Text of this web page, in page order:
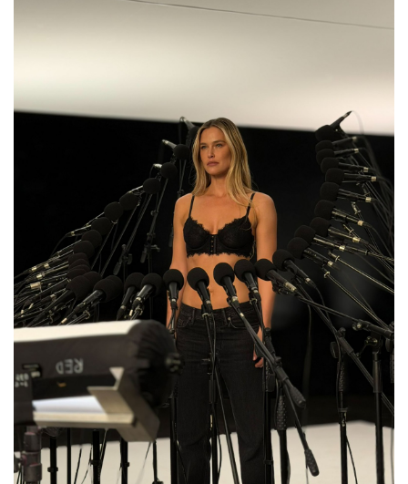
פרסמו
באייס
עקבו
אחרינו: